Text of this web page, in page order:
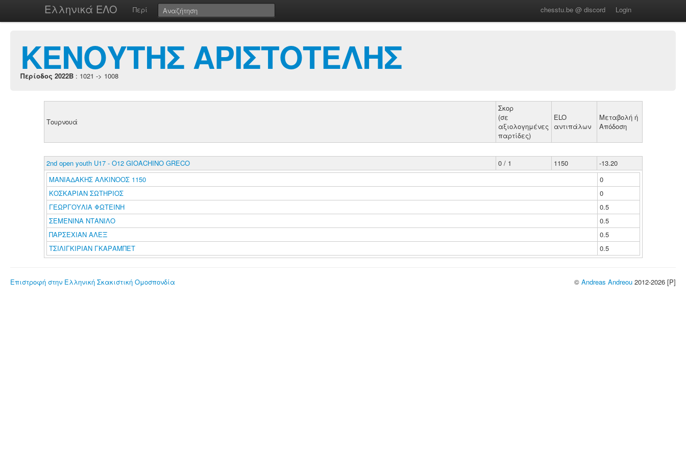
Ελληνικά ΕΛΟ Περί chesstu.be @ discord Login
ΚΕΝΟΥΤΗΣ ΑΡΙΣΤΟΤΕΛΗΣ
Περίοδος 2022B : 1021 -> 1008
Τουρνουά
Σκορ
(σε
αξιολογημένες
παρτίδες)
ELO
αντιπάλων
Μεταβολή ή
Απόδοση
2nd open youth U17 - O12 GIOACHINO GRECO 0 / 1 1150
-13.20
ΜΑΝΙΑΔΑΚΗΣ ΑΛΚΙΝΟΟΣ 1150
0
ΚΟΣΚΑΡΙΑΝ ΣΩΤΗΡΙΟΣ
0
ΓΕΩΡΓΟΥΛΙΑ ΦΩΤΕΙΝΗ
0.5
ΣΕΜΕΝΙΝΑ ΝΤΑΝΙΛΟ
0.5
ΠΑΡΣΕΧΙΑΝ ΑΛΕΞ
0.5
ΤΣΙΛΙΓΚΙΡΙΑΝ ΓΚΑΡΑΜΠΕΤ
0.5
Επιστροφή στην Ελληνική Σκακιστική Ομοσπονδία © Andreas Andreou 2012-2026 [P]